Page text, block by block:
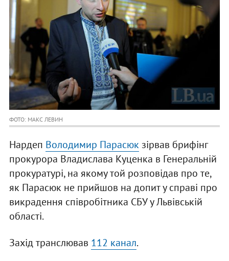
ФОТО: МАКС ЛЕВИН
Нардеп Володимир Парасюк зірвав брифінг
прокурора Владислава Куценка в Генеральній
прокуратурі, на якому той розповідав про те,
як Парасюк не прийшов на допит у справі про
викрадення співробітника СБУ у Львівській
області.
Захід транслював 112 канал.